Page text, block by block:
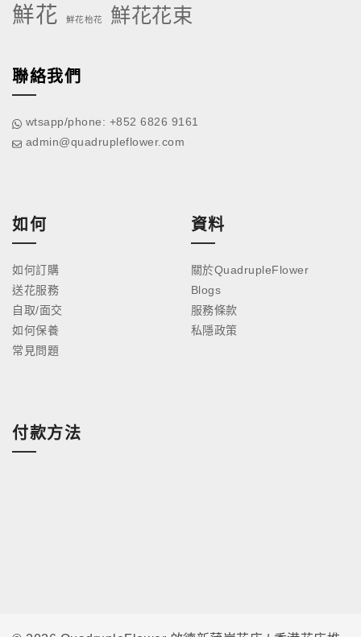
鮮花 鮮花枱花 鮮花花束
聯絡我們
wtsapp/phone: +852 6826 9161
admin@quadrupleflower.com
如何
如何訂購
送花服務
自取/面交
如何保養
常見問題
資料
關於QuadrupleFlower
Blogs
服務條款
私隱政策
付款方法